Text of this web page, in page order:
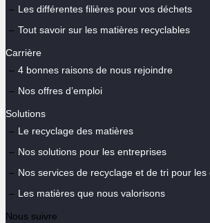
Les différentes filières pour vos déchets
Tout savoir sur les matières recyclables
Carrière
4 bonnes raisons de nous rejoindre
Nos offres d’emploi
Solutions
Le recyclage des matières
Nos solutions pour les entreprises
Nos services de recyclage et de tri pour les
Les matières que nous valorisons
Nous suivre